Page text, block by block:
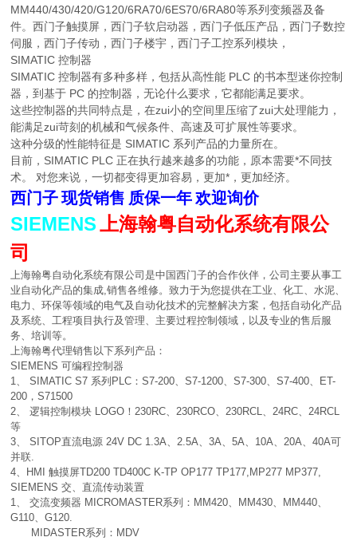
MM440/430/420/G120/6RA70/6ES70/6RA80等系列变频器及备
件。西门子触摸屏，西门子软启动器，西门子低压产品，西门子数控
伺服，西门子传动，西门子楼宇，西门子工控系列模块，
SIMATIC 控制器
SIMATIC 控制器有多种多样，包括从高性能 PLC 的书本型迷你控制
器，到基于 PC 的控制器，无论什么要求，它都能满足要求。
这些控制器的共同特点是，在zui小的空间里压缩了zui大处理能力，
能满足zui苛刻的机械和气候条件、高速及可扩展性等要求。
这种分级的性能特征是 SIMATIC 系列产品的力量所在。
目前，SIMATIC PLC 正在执行越来越多的功能，原本需要*不同技
术。 对您来说，一切都变得更加容易，更加*，更加经济。
西门子 现货销售 质保一年 欢迎询价
SIEMENS 上海翰粤自动化系统有限公
司
上海翰粤自动化系统有限公司是中国西门子的合作伙伴，公司主要从事工
业自动化产品的集成,销售各维修。致力于为您提供在工业、化工、水泥、
电力、环保等领域的电气及自动化技术的完整解决方案，包括自动化产品
及系统、工程项目执行及管理、主要过程控制领域，以及专业的售后服
务、培训等。
上海翰粤代理销售以下系列产品：
SIEMENS 可编程控制器
1、 SIMATIC S7 系列PLC：S7-200、S7-1200、S7-300、S7-400、ET-
200，S71500
2、 逻辑控制模块 LOGO！230RC、230RCO、230RCL、24RC、24RCL
等
3、 SITOP直流电源 24V DC 1.3A、2.5A、3A、5A、10A、20A、40A可
并联.
4、HMI 触摸屏TD200 TD400C K-TP OP177 TP177,MP277 MP377,
SIEMENS 交、直流传动装置
1、 交流变频器 MICROMASTER系列：MM420、MM430、MM440、
G110、G120.
MIDASTER系列：MDV